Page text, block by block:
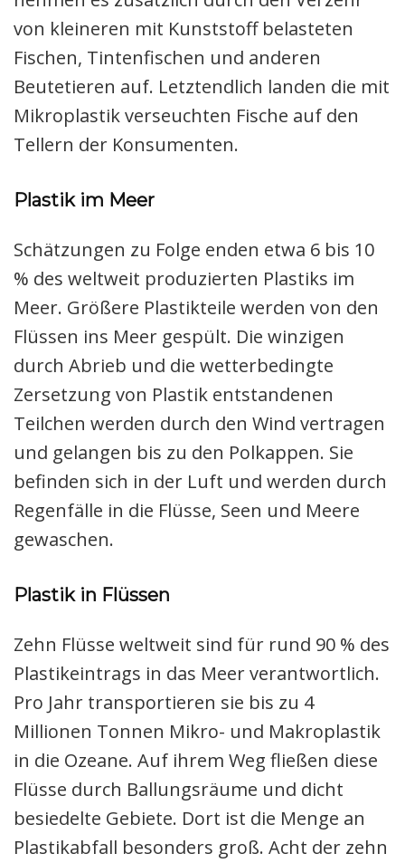
von kleineren mit Kunststoff belasteten
Fischen, Tintenfischen und anderen
Beutetieren auf. Letztendlich landen die mit
Mikroplastik verseuchten Fische auf den
Tellern der Konsumenten.
Plastik im Meer
Schätzungen zu Folge enden etwa 6 bis 10
% des weltweit produzierten Plastiks im
Meer. Größere Plastikteile werden von den
Flüssen ins Meer gespült. Die winzigen
durch Abrieb und die wetterbedingte
Zersetzung von Plastik entstandenen
Teilchen werden durch den Wind vertragen
und gelangen bis zu den Polkappen. Sie
befinden sich in der Luft und werden durch
Regenfälle in die Flüsse, Seen und Meere
gewaschen.
Plastik in Flüssen
Zehn Flüsse weltweit sind für rund 90 % des
Plastikeintrags in das Meer verantwortlich.
Pro Jahr transportieren sie bis zu 4
Millionen Tonnen Mikro- und Makroplastik
in die Ozeane. Auf ihrem Weg fließen diese
Flüsse durch Ballungsräume und dicht
besiedelte Gebiete. Dort ist die Menge an
Plastikabfall besonders groß. Acht der zehn